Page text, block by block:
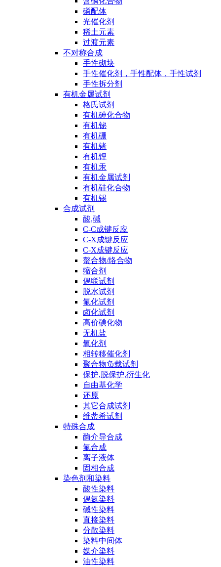
磷配体
光催化剂
稀土元素
过渡元素
不对称合成
手性砌块
手性催化剂，手性配体，手性试剂
手性拆分剂
有机金属试剂
格氏试剂
有机砷化合物
有机铋
有机硼
有机锗
有机锂
有机汞
有机金属试剂
有机硅化合物
有机锡
合成试剂
酸,碱
C-C成键反应
C-X成键反应
C-X成键反应
螯合物/络合物
缩合剂
偶联试剂
脱水试剂
氟化试剂
卤化试剂
高价碘化物
无机盐
氧化剂
相转移催化剂
聚合物负载试剂
保护,脱保护,衍生化
自由基化学
还原
其它合成试剂
维蒂希试剂
特殊合成
酶介导合成
氟合成
离子液体
固相合成
染色剂和染料
酸性染料
偶氮染料
碱性染料
直接染料
分散染料
染料中间体
媒介染料
油性染料